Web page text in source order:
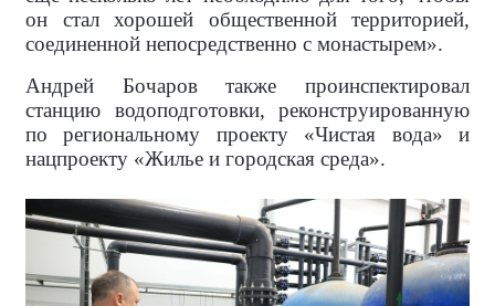
он стал хорошей общественной территорией,
соединенной непосредственно с монастырем».
Андрей Бочаров также проинспектировал
станцию водоподготовки, реконструированную
по региональному проекту «Чистая вода» и
нацпроекту «Жилье и городская среда».